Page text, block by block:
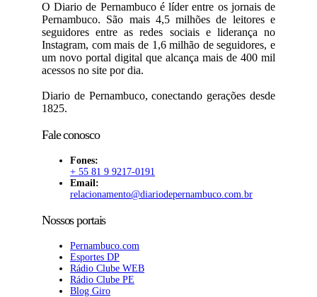
O Diario de Pernambuco é líder entre os jornais de
Pernambuco. São mais 4,5 milhões de leitores e
seguidores entre as redes sociais e liderança no
Instagram, com mais de 1,6 milhão de seguidores, e
um novo portal digital que alcança mais de 400 mil
acessos no site por dia.
Diario de Pernambuco, conectando gerações desde
1825.
Fale conosco
Fones:
+ 55 81 9 9217-0191
Email:
relacionamento@diariodepernambuco.com.br
Nossos portais
Pernambuco.com
Esportes DP
Rádio Clube WEB
Rádio Clube PE
Blog Giro